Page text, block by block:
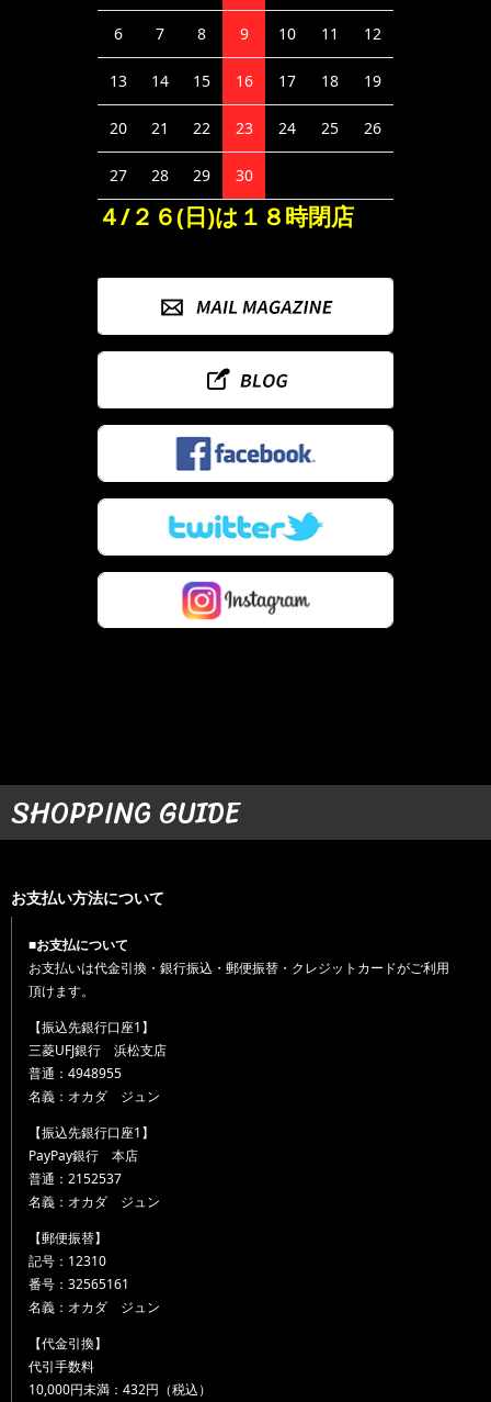
6 7 8 9 10 11 12
13 14 15 16 17 18 19
20 21 22 23 24 25 26
27 28 29 30
４/２６(日)は１８時閉店
SHOPPING GUIDE
お支払い方法について
■お支払について
お支払いは代金引換・銀行振込・郵便振替・クレジットカードがご利用
頂けます。
【振込先銀行口座1】
三菱UFJ銀行 浜松支店
普通：4948955
名義：オカダ ジュン
【振込先銀行口座1】
PayPay銀行 本店
普通：2152537
名義：オカダ ジュン
【郵便振替】
記号：12310
番号：32565161
名義：オカダ ジュン
【代金引換】
代引手数料
10,000円未満：432円（税込）